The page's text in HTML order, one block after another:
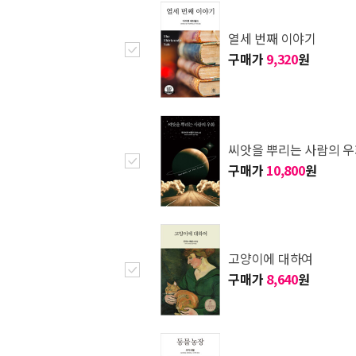
열세 번째 이야기
구매가 9,320원
씨앗을 뿌리는 사람의
구매가 10,800원
고양이에 대하여
구매가 8,640원